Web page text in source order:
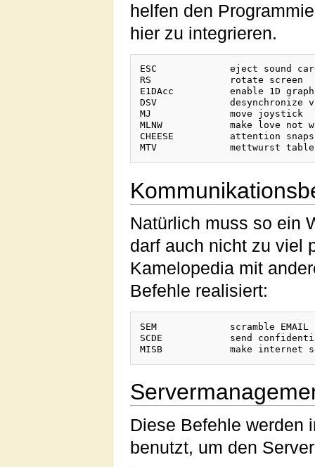
helfen den
hier zu integrieren.
ESC		eject sound card
RS		rotate screen
E1DAcc		enable 1D graphics accelerator
DSV		desynchronize video
MJ		move joystick
MLNW		make love not war - power game command
CHEESE		attention snapshot
Natürlich muss so ein
darf auch nicht zu viel
Kamelopedia mit
Befehle realisiert:
SEM		scramble EMAIL
SCDE		send confidential datas to everybody
Diese Befehle werden
benutzt, um den